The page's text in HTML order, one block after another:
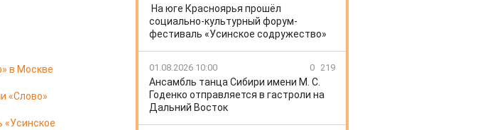
в Москве
«Слово»
«Усинское
На юге Красноярья прошёл
социально-культурный форум-
фестиваль «Усинское содружество»
01.08.2026 10:00 0 219
Ансамбль танца Сибири имени М. С.
Годенко отправляется в гастроли на
Дальний Восток